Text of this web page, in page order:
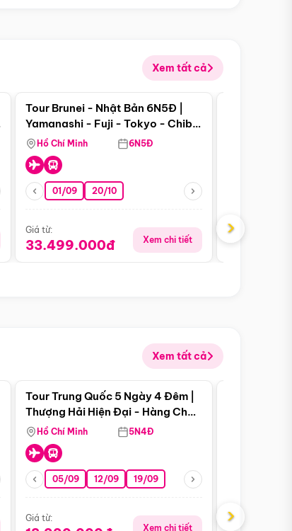
Xem tất cả
Điểm nổi bật
Tour Brunei - Nhật Bản 6N5Đ |
Yamanashi - Fuji - Tokyo - Chiba
- Freeday
Hồ Chí Minh 6N5Đ
01/09 20/10
Giá từ:
33.499.000đ Xem chi tiết
Giá từ:
›
Xem tất cả
15/10 29/10
Điểm nổi bật
Tour Trung Quốc 5 Ngày 4 Đêm |
Thượng Hải Hiện Đại - Hàng Châu
Nên Thơ - Ô Trấn Cổ Kính
Hồ Chí Minh 5N4Đ
05/09 12/09 19/09
Giá từ:
Xem chi tiết
Giá từ:
›